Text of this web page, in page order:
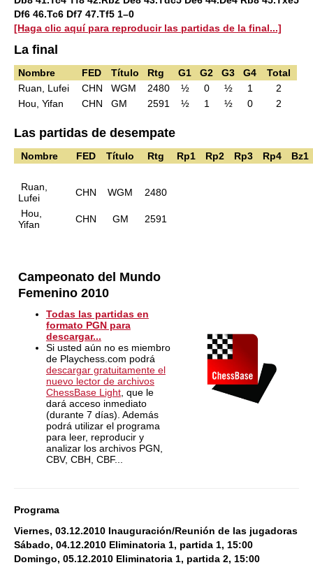
Df6 46.Tc6 Df7 47.Tf5 1–0
[Haga clic aquí para reproducir las partidas de la final...]
La final
Nombre FED Título Rtg G1 G2 G3 G4
Total
Ruan, Lufei
CHN WGM 2480 ½ 0 ½ 1
2
Hou, Yifan
CHN GM 2591 ½ 1 ½ 0 2
Las partidas de desempate
Nombre FED Título Rtg Rp1 Rp2 Rp3 Rp4 Bz1
Ruan,
Lufei
CHN WGM
2480
Hou,
Yifan
CHN GM 2591
Campeonato del Mundo
Femenino 2010
Todas las partidas en
formato PGN para
descargar...
Si usted aún no es miembro
de Playchess.com podrá
descargar gratuitamente el
nuevo lector de archivos
ChessBase Light, que le
dará acceso inmediato
(durante 7 días). Además
podrá utilizar el programa
para leer, reproducir y
analizar los archivos PGN,
CBV, CBH, CBF...
Programa
Viernes, 03.12.2010 Inauguración/Reunión de las jugadoras
Sábado, 04.12.2010 Eliminatoria 1, partida 1, 15:00
Domingo, 05.12.2010 Eliminatoria 1, partida 2, 15:00